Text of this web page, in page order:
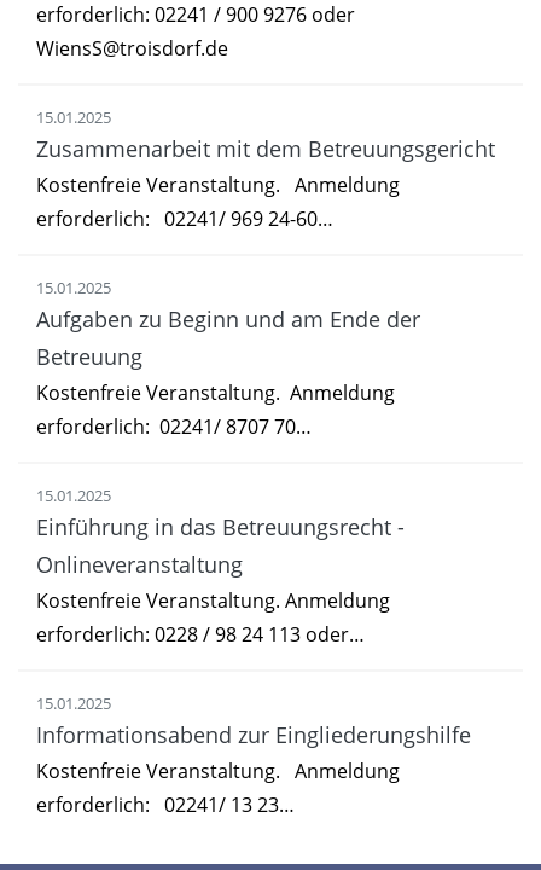
erforderlich: 02241 / 900 9276 oder
WiensS@troisdorf.de
15.01.2025
Zusammenarbeit mit dem Betreuungsgericht
Kostenfreie Veranstaltung. Anmeldung
erforderlich: 02241/ 969 24-60…
15.01.2025
Aufgaben zu Beginn und am Ende der
Betreuung
Kostenfreie Veranstaltung. Anmeldung
erforderlich: 02241/ 8707 70…
15.01.2025
Einführung in das Betreuungsrecht -
Onlineveranstaltung
Kostenfreie Veranstaltung. Anmeldung
erforderlich: 0228 / 98 24 113 oder…
15.01.2025
Informationsabend zur Eingliederungshilfe
Kostenfreie Veranstaltung. Anmeldung
erforderlich: 02241/ 13 23…